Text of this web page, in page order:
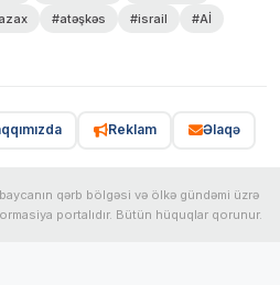
#atəşkəs #israil
#Aİ
Reklam Əlaqə
qərb bölgəsi və ölkə gündəmi üzrə
portalıdır. Bütün hüquqlar qorunur.